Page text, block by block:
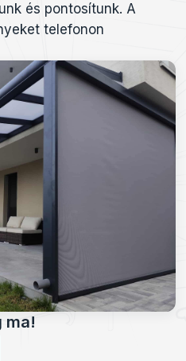
és pontosítunk. A
telefonon
ma!